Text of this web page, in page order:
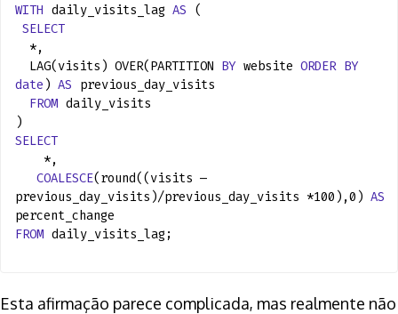
WITH daily_visits_lag AS (
SELECT
*,
LAG(visits) OVER(PARTITION BY website ORDER BY
date ) AS previous_day_visits
FROM daily_visits
)
SELECT
*,
COALESCE(round((visits —
previous_day_visits)/previous_day_visits *100),0) AS
percent_change
FROM daily_visits_lag;
Esta afirmação parece complicada, mas realmente não